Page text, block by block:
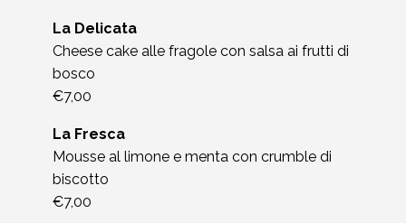
La Delicata
Cheese cake alle fragole con salsa ai frutti di
bosco
€7,00
La Fresca
Mousse al limone e menta con crumble di
biscotto
€7,00